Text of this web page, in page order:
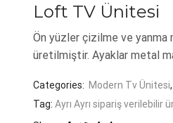
Loft TV Ünitesi
Ön yüzler çizilme ve yanma
üretilmiştir. Ayaklar metal
Categories: Modern Tv Ünitesi,
Tag: Ayrı Ayrı sipariş verilebilir